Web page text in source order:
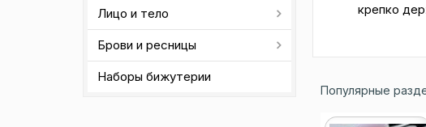
Лицо и тело
Брови и ресницы
Наборы бижутерии
крепко
Популярные